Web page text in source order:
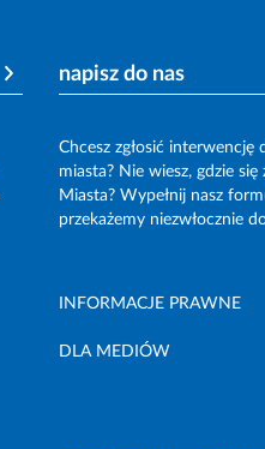
napisz do nas
Chcesz zgłosić
miasta? Nie wiesz, gdzie
Miasta? Wypełnij nasz
przekażemy niezwłocznie
INFORMACJE PRAWNE
DLA MEDIÓW